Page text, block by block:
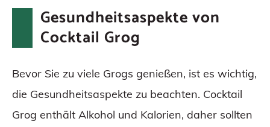
Gesundheitsaspekte von
Cocktail Grog
Bevor Sie zu viele Grogs genießen, ist es wichtig,
die Gesundheitsaspekte zu beachten. Cocktail
Grog enthält Alkohol und Kalorien, daher sollten